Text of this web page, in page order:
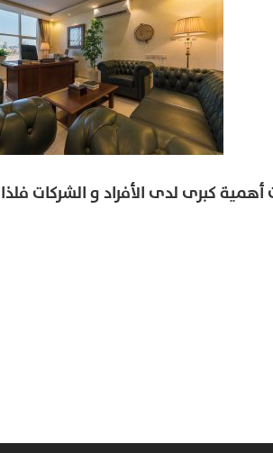
أهمية كبرى لدى الأفراد و الشركات